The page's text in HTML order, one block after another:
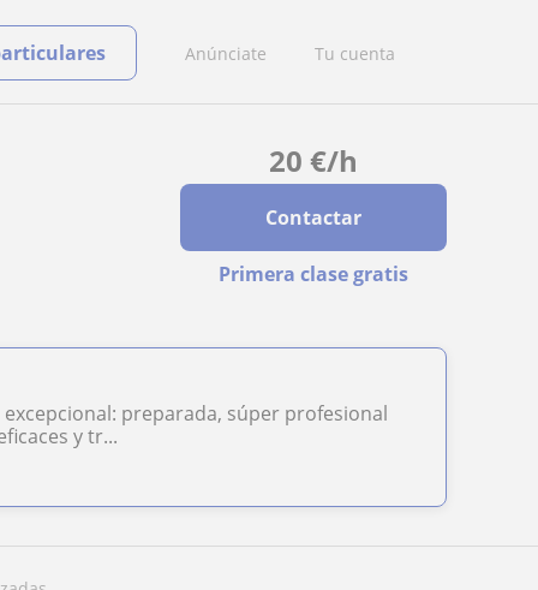
Anúnciate Tu cuenta
20 €/h
Contactar
Primera clase gratis
preparada, súper profesional
y tr...